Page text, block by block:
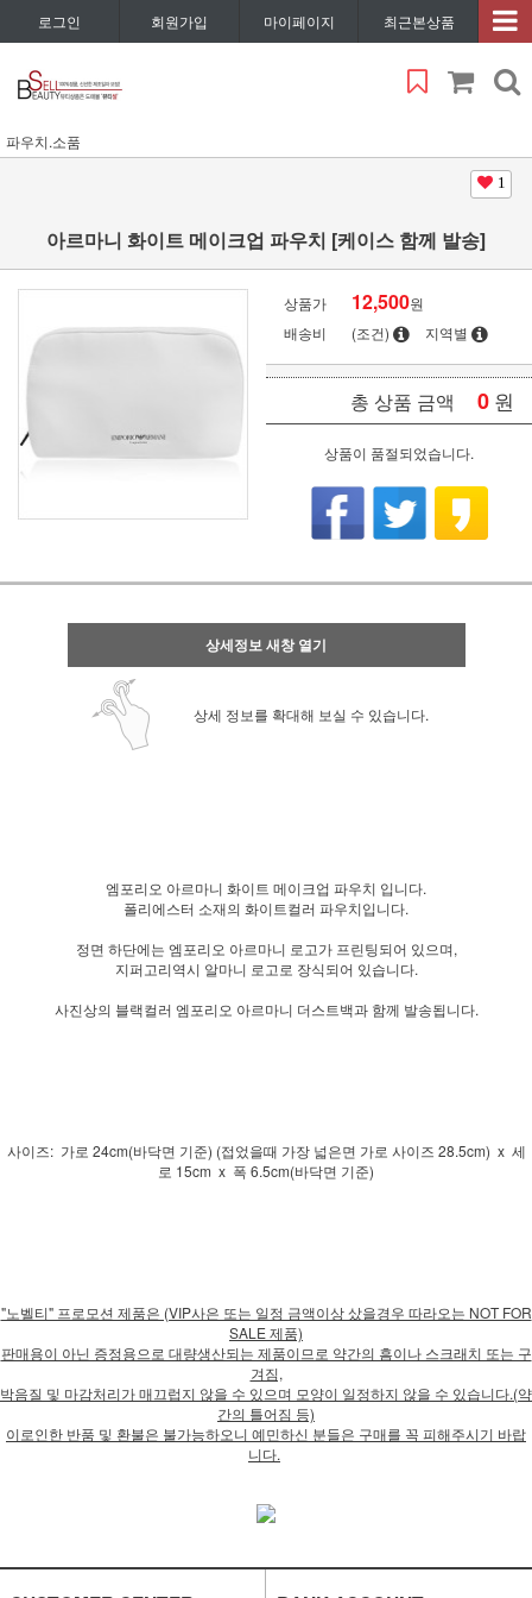
로그인 회원가입 마이페이지 최근본상품
파우치.소품
1
아르마니 화이트 메이크업 파우치 [케이스 함께 발송]
상품가 12,500원
배송비
(조건) 지역별
총 상품 금액 0 원
상품이 품절되었습니다.
상세정보 새창 열기
상세 정보를 확대해 보실 수 있습니다.
엠포리오 아르마니 화이트 메이크업 파우치 입니다.
폴리에스터 소재의 화이트컬러 파우치입니다.
정면 하단에는 엠포리오 아르마니 로고가 프린팅되어 있으며,
지퍼고리역시 알마니 로고로 장식되어 있습니다.
사진상의 블랙컬러 엠포리오 아르마니 더스트백과 함께 발송됩니다.
사이즈: 가로 24cm(바닥면 기준) (접었을때 가장 넓은면 가로 사이즈 28.5cm) x 세
로 15cm x 폭 6.5cm(바닥면 기준)
"노벨티" 프로모션 제품은 (VIP사은 또는 일정 금액이상 샀을경우 따라오는 NOT FOR
SALE 제품)
판매용이 아닌 증정용으로 대량생산되는 제품이므로 약간의 흠이나 스크래치 또는 구
겨짐,
박음질 및 마감처리가 매끄럽지 않을 수 있으며 모양이 일정하지 않을 수 있습니다.(약
간의 틀어짐 등)
이로인한 반품 및 환불은 불가능하오니 예민하신 분들은 구매를 꼭 피해주시기 바랍
니다.